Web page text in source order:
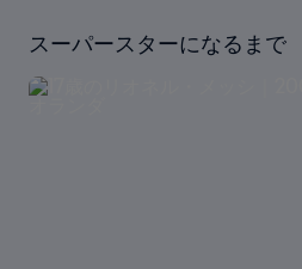
スーパースターになるまで